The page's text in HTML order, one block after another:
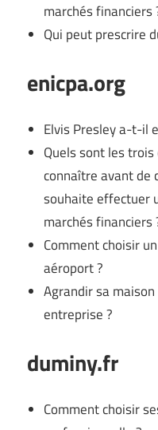
marchés financiers
Qui peut prescrire
enicpa.org
Elvis Presley a-t-il
Quels sont les
connaître avant de
souhaite effectuer
marchés financiers
Comment choisir
aéroport ?
Agrandir sa
entreprise ?
duminy.fr
Comment choisir